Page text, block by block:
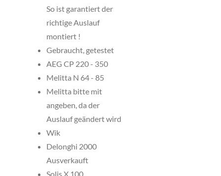
So ist garantiert der
richtige Auslauf
montiert !
Gebraucht, getestet
AEG CP 220 - 350
Melitta N 64 - 85
Melitta bitte mit
angeben, da der
Auslauf geändert wird
Wik
Delonghi 2000
Ausverkauft
Solis X 100